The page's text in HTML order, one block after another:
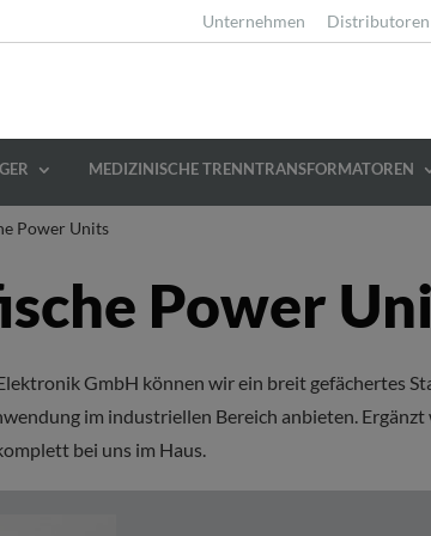
Unternehmen Distributoren
MEDIZINISCHE TRENNTRANSFORMATOREN
Power Units
Power
GmbH können wir ein breit gefächertes
im industriellen Bereich anbieten.
bei uns im Haus.